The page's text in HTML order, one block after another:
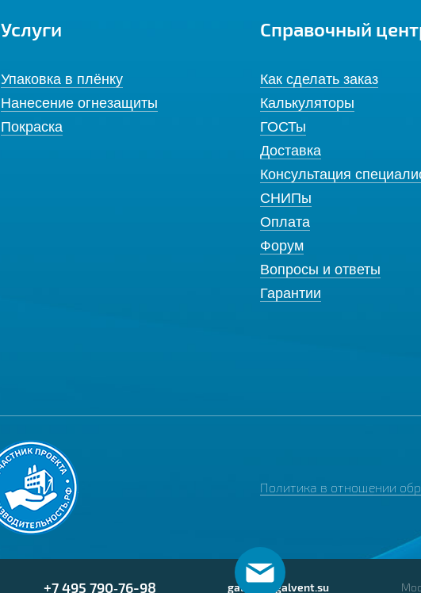
Услуги
Упаковка в плёнку
Нанесение огнезащиты
Покраска
Справочный
Как сделать заказ
Калькуляторы
ГОСТы
Доставка
Консультация
СНИПы
Оплата
Форум
Вопросы и ответы
Гарантии
Политика в отношении
+7 495 790‑76-98 galvent@galvent.su